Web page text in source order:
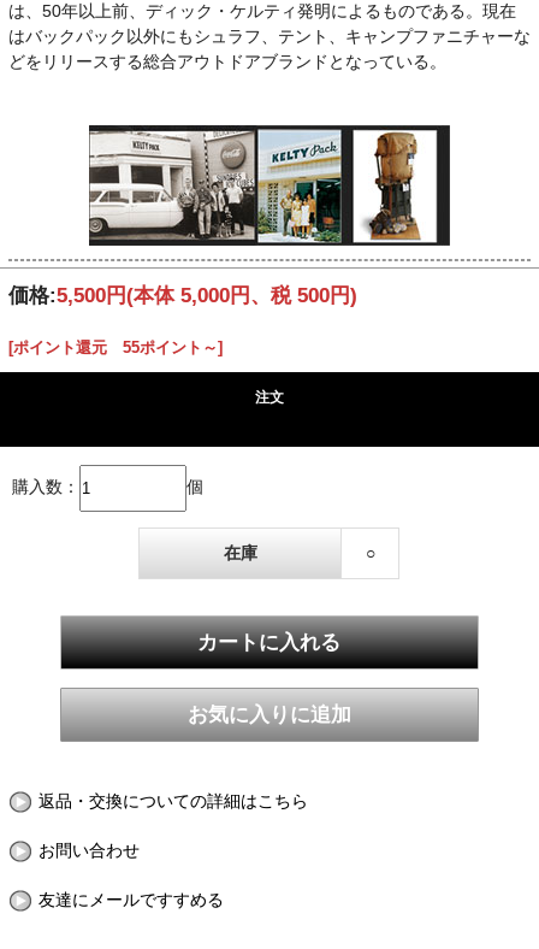
は、50年以上前、ディック・ケルティ発明によるものである。現在
はバックパック以外にもシュラフ、テント、キャンプファニチャーな
どをリリースする総合アウトドアブランドとなっている。
価格:5,500円(本体 5,000円、税 500円)
[ポイント還元 55ポイント～]
注文
購入数： 個
在庫 ○
返品・交換についての詳細はこちら
お問い合わせ
友達にメールですすめる